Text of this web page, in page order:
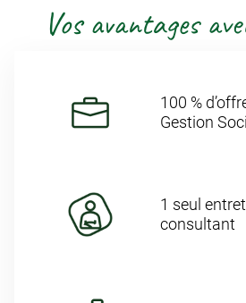
Vos avantages
100 %
Gestion
1 seul
consultant